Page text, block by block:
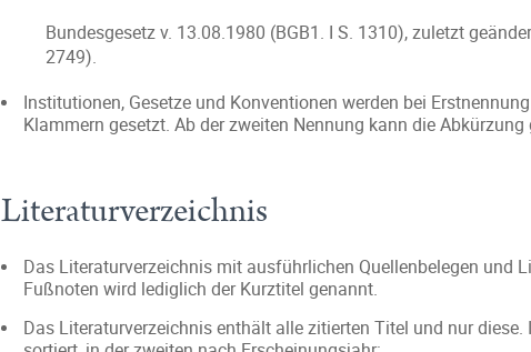
Bundesgesetz v. 13.08.1980 (BGB1. I S. 1310), zuletzt
2749).
Institutionen, Gesetze und Konventionen werden bei
Klammern gesetzt. Ab der zweiten Nennung kann die Abkürzung
Literaturverzeichnis
Das Literaturverzeichnis mit ausführlichen Quellenbelegen und
Fußnoten wird lediglich der Kurztitel genannt.
Das Literaturverzeichnis enthält alle zitierten Titel und nur